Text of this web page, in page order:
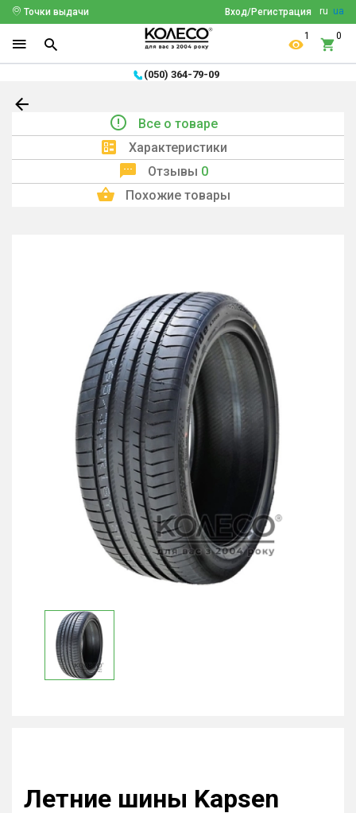
ru ua
Вход/Регистрация
Точки выдачи
1 0
(050) 364-79-09
Все о товаре
Характеристики
Отзывы 0
Похожие товары
Летние шины Kapsen